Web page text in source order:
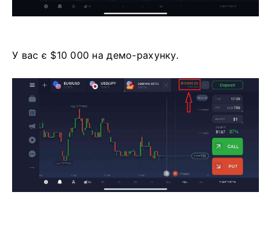
У вас є $10 000 на демо-рахунку.